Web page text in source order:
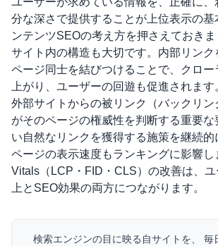
分な深さで提供することが上位表示の基
ンテンツSEOの考え方を押さえておきま
サイト内の構造も大切です。 内部リンク
ページ同士を結びつけることで、クロ
上がり、ユーザーの回遊も促進されます
外部サイトからの被リンク（バックリン
がそのページの権威性を判断する重要
い自然なリンクを獲得する施策を継続的
ページの表示速度もランキングに影響
Vitals（LCP・FID・CLS）の改善は、ユ
上とSEO効果の両方につながります。
検索エンジンの目に映る自サイトを、 毎